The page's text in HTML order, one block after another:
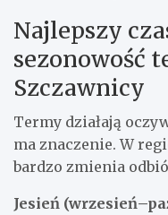
Najlepszy
sezonowość
Szczawnicy
Termy działają
ma znaczenie. W
bardzo zmienia
Jesień